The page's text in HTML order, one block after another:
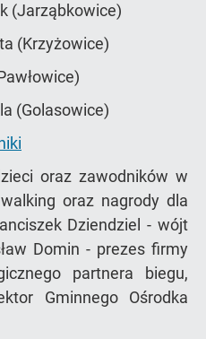
(Jarząbkowice)
(Krzyżowice)
(Golasowice)
oraz zawodników w
oraz nagrody dla
Dziendziel - wójt
Domin - prezes firmy
partnera biegu,
Gminnego Ośrodka